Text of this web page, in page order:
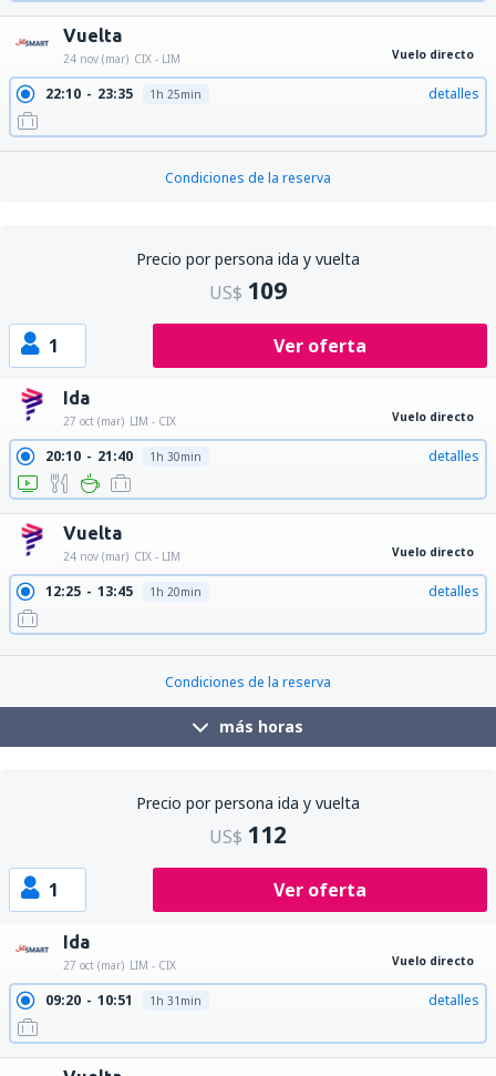
Vuelta
24 nov (mar) CIX - LIM Vuelo directo
22:10 23:35 1h 25min detalles
Condiciones de la reserva
Precio por persona ida y vuelta
US$ 109
1 Ver oferta
Ida
27 oct (mar) LIM - CIX Vuelo directo
20:10 21:40 1h 30min detalles
Vuelta
24 nov (mar) CIX - LIM Vuelo directo
12:25 13:45 1h 20min detalles
Condiciones de la reserva
más horas
Precio por persona ida y vuelta
US$ 112
1 Ver oferta
Ida
27 oct (mar) LIM - CIX Vuelo directo
09:20 10:51 1h 31min detalles